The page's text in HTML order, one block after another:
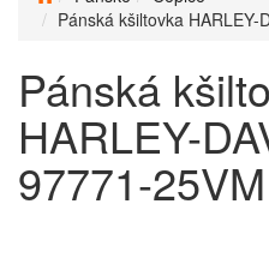
Pánská kšiltovka HARLEY-
Pánská
HARLEY-
97771-25VM